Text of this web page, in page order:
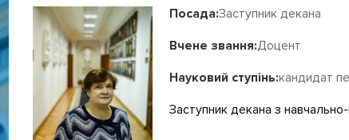
Посада:Заступник декана
Вчене звання:Доцент
Науковий ступінь:кандидат
Заступник декана з